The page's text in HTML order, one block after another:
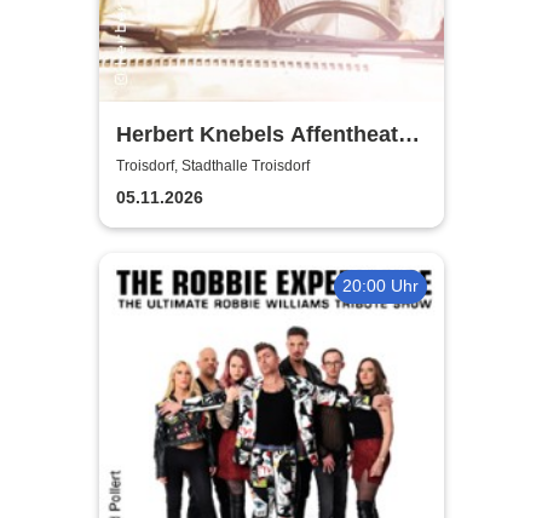
Herbert Knebels Affentheater
- Voll Karacho!
Troisdorf, Stadthalle Troisdorf
05.11.2026
20:00 Uhr